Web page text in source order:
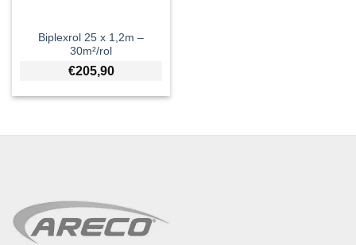
Biplexrol 25 x 1,2m –
30m²/rol
€205,90